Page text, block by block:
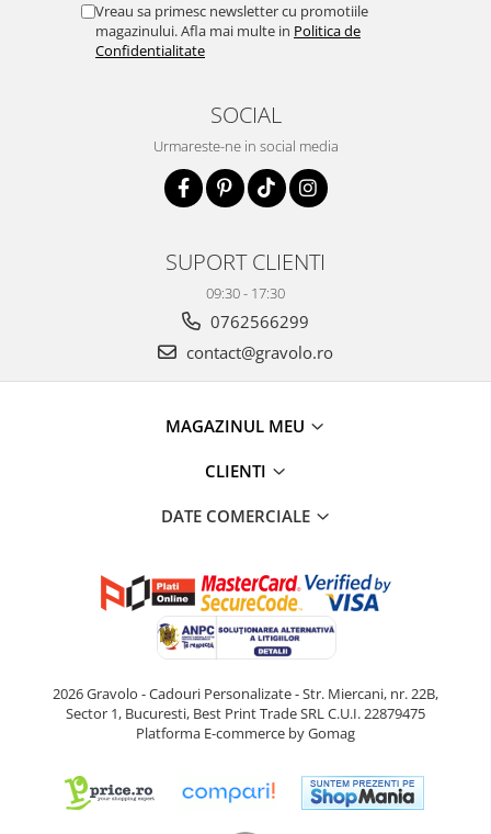
Vreau sa primesc newsletter cu promotiile
magazinului. Afla mai multe in Politica de
Confidentialitate
SOCIAL
Urmareste-ne in social media
SUPORT CLIENTI
09:30 - 17:30
0762566299
contact@gravolo.ro
MAGAZINUL MEU
CLIENTI
DATE COMERCIALE
2026 Gravolo - Cadouri Personalizate - Str. Miercani, nr. 22B,
Sector 1, Bucuresti, Best Print Trade SRL C.U.I. 22879475
Platforma E-commerce by Gomag